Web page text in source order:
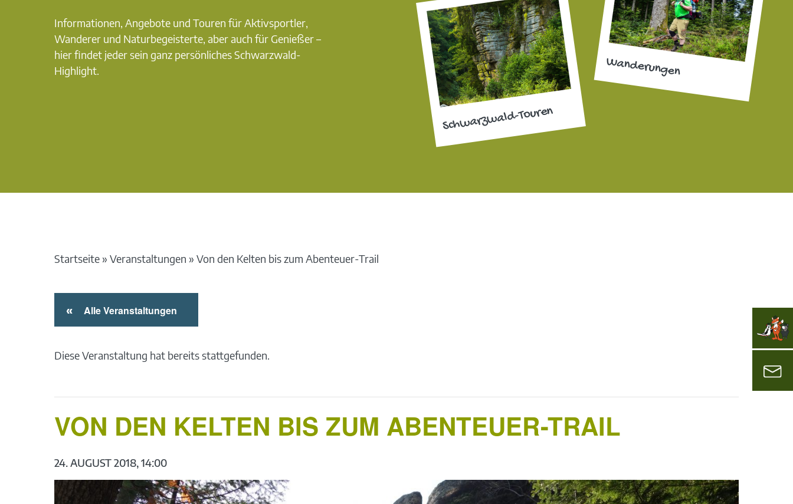
Informationen, Angebote und Touren für Aktivsportler,
Wanderer und Naturbegeisterte, aber auch für Genießer –
hier findet jeder sein ganz persönliches Schwarzwald-
Highlight.
Wanderungen
Schwarzwald-Touren
Startseite» Veranstaltungen » Von den Kelten bis zum Abenteuer-Trail
« Alle Veranstaltungen
Diese Veranstaltung hat bereits stattgefunden.
VON DEN KELTEN BIS ZUM ABENTEUER-TRAIL
24. AUGUST 2018, 14:00